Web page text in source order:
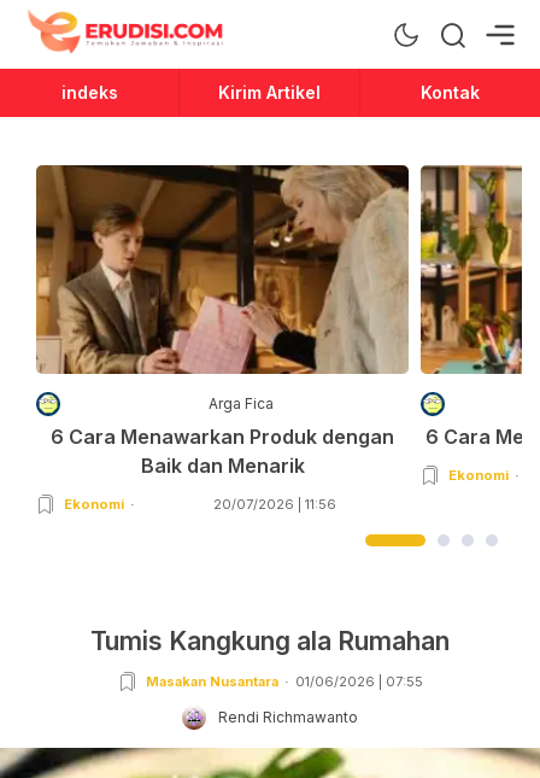
Erudisi
Temukan Jawaban dan Inspirasi
indeks Kirim Artikel Kontak
Arga Fica
6 Cara Menawarkan Produk dengan
Baik dan Menarik
Ekonomi 20/07/2026 | 11:56
6 Cara
Ekonomi
Tumis Kangkung ala Rumahan
Masakan Nusantara 01/06/2026 | 07:55
Rendi Richmawanto